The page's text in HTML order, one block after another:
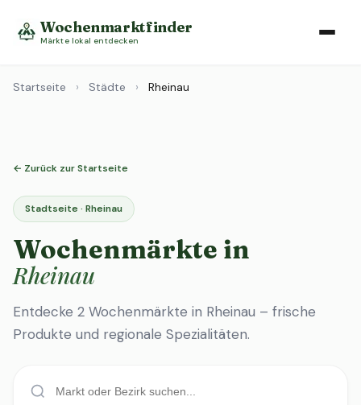
Wochenmarktfinder
Märkte lokal entdecken
Startseite › Städte › Rheinau
← Zurück zur Startseite
Stadtseite · Rheinau
Wochenmärkte in
Rheinau
Entdecke 2 Wochenmärkte in Rheinau – frische
Produkte und regionale Spezialitäten.